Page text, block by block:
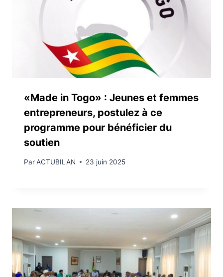
«Made in Togo» : Jeunes et femmes
entrepreneurs, postulez à ce
programme pour bénéficier du
soutien
ParACTUBILAN 23 juin 2025